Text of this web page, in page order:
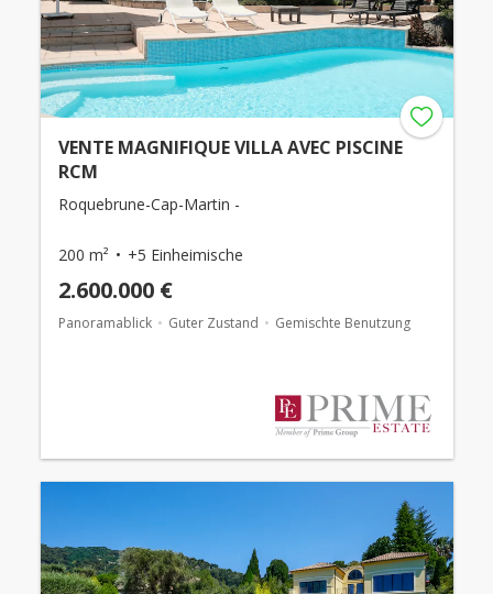
VENTE MAGNIFIQUE VILLA AVEC PISCINE
RCM
Roquebrune-Cap-Martin -
200 m² +5 Einheimische
2.600.000 €
Panoramablick Guter Zustand Gemischte Benutzung